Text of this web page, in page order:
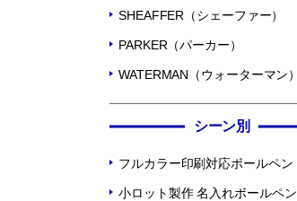
SHEAFFER（シェーファー）
PARKER（パーカー）
WATERMAN（ウォーターマン）
シーン別
フルカラー印刷対応ボールペン
小ロット製作 名入れボールペン